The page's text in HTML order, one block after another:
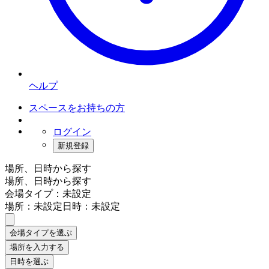
ヘルプ
スペースをお持ちの方
ログイン
新規登録
場所、日時から探す
場所、日時から探す
会場タイプ：未設定
場所：未設定日時：未設定
会場タイプを選ぶ
場所を入力する
日時を選ぶ